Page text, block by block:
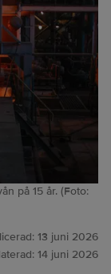
på 15 år. (Foto:
13 juni 2026
14 juni 2026